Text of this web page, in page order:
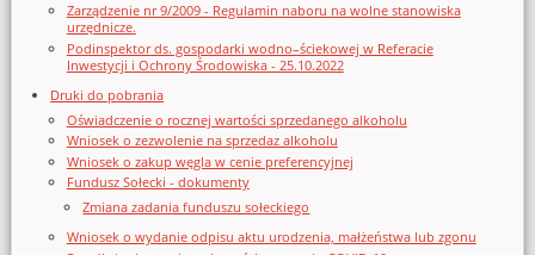
Zarządzenie nr 9/2009 - Regulamin naboru na wolne stanowiska
urzędnicze.
Podinspektor ds. gospodarki wodno–ściekowej w Referacie
Inwestycji i Ochrony Środowiska - 25.10.2022
Druki do pobrania
Oświadczenie o rocznej wartości sprzedanego alkoholu
Wniosek o zezwolenie na sprzedaz alkoholu
Wniosek o zakup węgla w cenie preferencyjnej
Fundusz Sołecki - dokumenty
Zmiana zadania funduszu sołeckiego
Wniosek o wydanie odpisu aktu urodzenia, małżeństwa lub zgonu